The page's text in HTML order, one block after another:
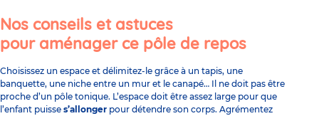
Nos conseils et astuces
pour aménager ce pôle de repos​
Choisissez un espace et délimitez-le grâce à un tapis, une
banquette, une niche entre un mur et le canapé… Il ne doit pas être
proche d’un pôle tonique. L’espace doit être assez large pour que
l’enfant puisse s’allonger pour détendre son corps. Agrémentez